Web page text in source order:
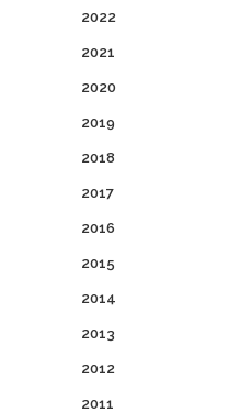
2022
2021
2020
2019
2018
2017
2016
2015
2014
2013
2012
2011